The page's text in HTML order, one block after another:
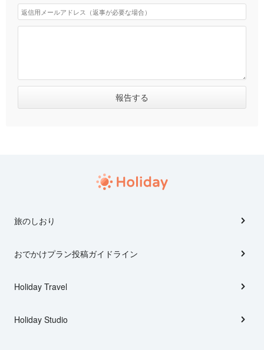
旅のしおり
おでかけプラン投稿ガイドライン
Holiday Travel
Holiday Studio